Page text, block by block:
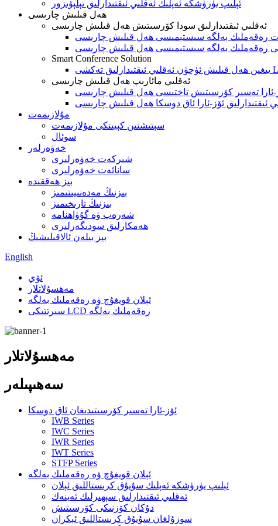
ئېلىپ يۈرۈشكە ئەپلىك ئەقلىي ئىقتىدارلىق تېلېۋىزور
ھەل قىلىش چارىسى
ئەقلىي ئىقتىدارلىق سودا كۆرسىتىش ھەل قىلىش چارىسى
رەقەملىك بەلگە سىستېمىسى ھەل قىلىش چارىسى
رەقەملىك بەلگە سىستېمىسى ھەل قىلىش چارىسى
Smart Conference Solution
ئەقلىي مائارىپ ھەل قىلىش چارىسى
ئارا تەسىر كۆرسىتىش تاختىسى ھەل قىلىش چارىسى
ئۆز-ئارا ئاق دوسكا ھەل قىلىش چارىسى
مۇلازىمەت
سېتىشتىن كېيىنكى مۇلازىمەت
سوئال
خەۋەرلەر
شىركەت خەۋەرلىرى
سانائەت خەۋەرلىرى
بىز ھەققىدە
بىزنىڭ مەدەنىيىتىمىز
بىزنىڭ تارىخىمىز
شەرەپ ۋە گۇۋاھنامە
ھەمكارلىق سودىگەرلىرى
بىز بىلەن ئالاقىلىشىڭ
English
ئۆي
مەھسۇلاتلار
ئېلان قويغۇچ ۋە رەقەملىك بەلگە
سىرتتىكى LCD رەقەملىك بەلگە
مەھسۇلاتلار
سەھىپىلەر
ئۆز-ئارا تەسىر كۆرسىتىدىغان ئاق دوسكا
IWB Series
IWC Series
IWR Series
IWT Series
STFP Series
ئېلان قويغۇچ ۋە رەقەملىك بەلگە
ئېلىپ يۈرۈشكە ئەپلىك سۇيۇق كرىستاللىق ئېلان
ئەقلىي ئىقتىدارلىق سېھىرلىك ئەينەك
دۇكان كۆزنىكى كۆرسىتىش
سوزۇلغان سۇيۇق كرىستاللىق ئېكران